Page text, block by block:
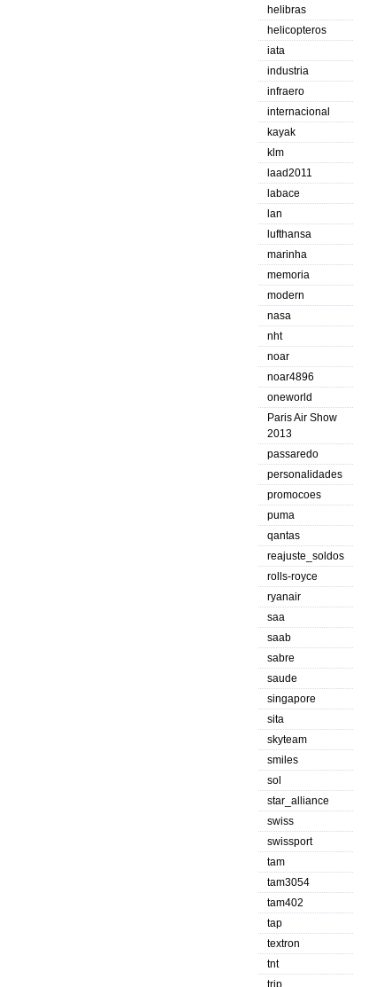
helibras
helicopteros
iata
industria
infraero
internacional
kayak
klm
laad2011
labace
lan
lufthansa
marinha
memoria
modern
nasa
nht
noar
noar4896
oneworld
Paris Air Show
2013
passaredo
personalidades
promocoes
puma
qantas
reajuste_soldos
rolls-royce
ryanair
saa
saab
sabre
saude
singapore
sita
skyteam
smiles
sol
star_alliance
swiss
swissport
tam
tam3054
tam402
tap
textron
tnt
trip